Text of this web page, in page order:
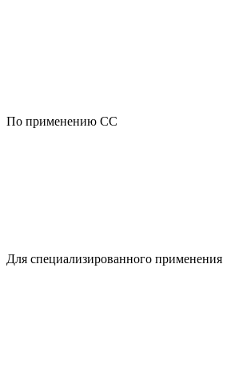
По применению CC
Для специализированного применения